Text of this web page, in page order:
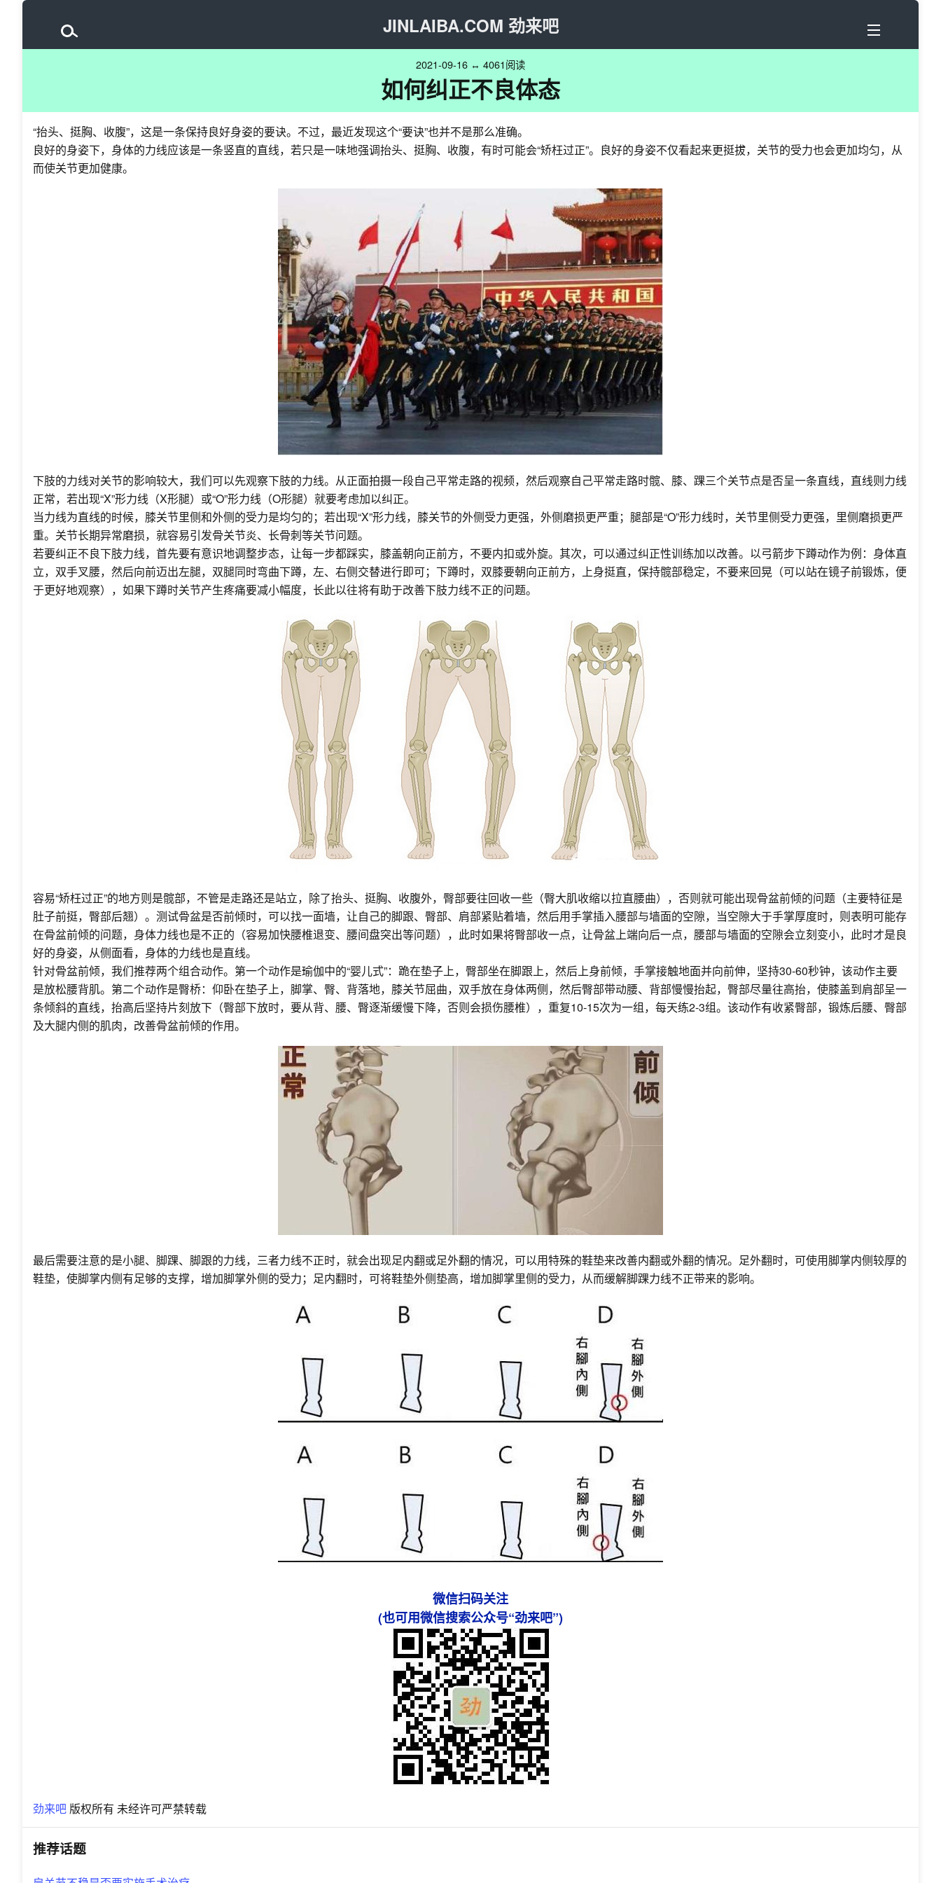
JINLAIBA.COM 劲来吧
2021-09-16 ↔ 4061阅读
如何纠正不良体态
“抬头、挺胸、收腹”，这是一条保持良好身姿的要诀。不过，最近发现这个“要诀”也并不是那么准确。
良好的身姿下，身体的力线应该是一条竖直的直线，若只是一味地强调抬头、挺胸、收腹，有时可能会“矫枉过正”。良好的身姿不仅看起来更挺拔，关节的受力也会更加均匀，从
而使关节更加健康。
下肢的力线对关节的影响较大，我们可以先观察下肢的力线。从正面拍摄一段自己平常走路的视频，然后观察自己平常走路时髋、膝、踝三个关节点是否呈一条直线，直线则力线
正常，若出现“X”形力线（X形腿）或“O”形力线（O形腿）就要考虑加以纠正。
当力线为直线的时候，膝关节里侧和外侧的受力是均匀的；若出现“X”形力线，膝关节的外侧受力更强，外侧磨损更严重；腿部是“O”形力线时，关节里侧受力更强，里侧磨损更严
重。关节长期异常磨损，就容易引发骨关节炎、长骨刺等关节问题。
若要纠正不良下肢力线，首先要有意识地调整步态，让每一步都踩实，膝盖朝向正前方，不要内扣或外旋。其次，可以通过纠正性训练加以改善。以弓箭步下蹲动作为例：身体直
立，双手叉腰，然后向前迈出左腿，双腿同时弯曲下蹲，左、右侧交替进行即可；下蹲时，双膝要朝向正前方，上身挺直，保持髋部稳定，不要来回晃（可以站在镜子前锻炼，便
于更好地观察），如果下蹲时关节产生疼痛要减小幅度，长此以往将有助于改善下肢力线不正的问题。
容易“矫枉过正”的地方则是髋部，不管是走路还是站立，除了抬头、挺胸、收腹外，臀部要往回收一些（臀大肌收缩以拉直腰曲），否则就可能出现骨盆前倾的问题（主要特征是
肚子前挺，臀部后翘）。测试骨盆是否前倾时，可以找一面墙，让自己的脚跟、臀部、肩部紧贴着墙，然后用手掌插入腰部与墙面的空隙，当空隙大于手掌厚度时，则表明可能存
在骨盆前倾的问题，身体力线也是不正的（容易加快腰椎退变、腰间盘突出等问题），此时如果将臀部收一点，让骨盆上端向后一点，腰部与墙面的空隙会立刻变小，此时才是良
好的身姿，从侧面看，身体的力线也是直线。
针对骨盆前倾，我们推荐两个组合动作。第一个动作是瑜伽中的“婴儿式”：跪在垫子上，臀部坐在脚跟上，然后上身前倾，手掌接触地面并向前伸，坚持30-60秒钟，该动作主要
是放松腰背肌。第二个动作是臀桥：仰卧在垫子上，脚掌、臀、背落地，膝关节屈曲，双手放在身体两侧，然后臀部带动腰、背部慢慢抬起，臀部尽量往高抬，使膝盖到肩部呈一
条倾斜的直线，抬高后坚持片刻放下（臀部下放时，要从背、腰、臀逐渐缓慢下降，否则会损伤腰椎），重复10-15次为一组，每天练2-3组。该动作有收紧臀部，锻炼后腰、臀部
及大腿内侧的肌肉，改善骨盆前倾的作用。
最后需要注意的是小腿、脚踝、脚跟的力线，三者力线不正时，就会出现足内翻或足外翻的情况，可以用特殊的鞋垫来改善内翻或外翻的情况。足外翻时，可使用脚掌内侧较厚的
鞋垫，使脚掌内侧有足够的支撑，增加脚掌外侧的受力；足内翻时，可将鞋垫外侧垫高，增加脚掌里侧的受力，从而缓解脚踝力线不正带来的影响。
微信扫码关注
(也可用微信搜索公众号“劲来吧”)
劲来吧 版权所有 未经许可严禁转载
推荐话题